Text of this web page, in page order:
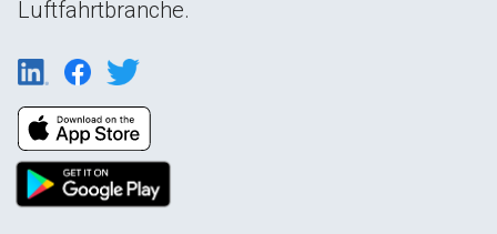
Luftfahrtbranche.